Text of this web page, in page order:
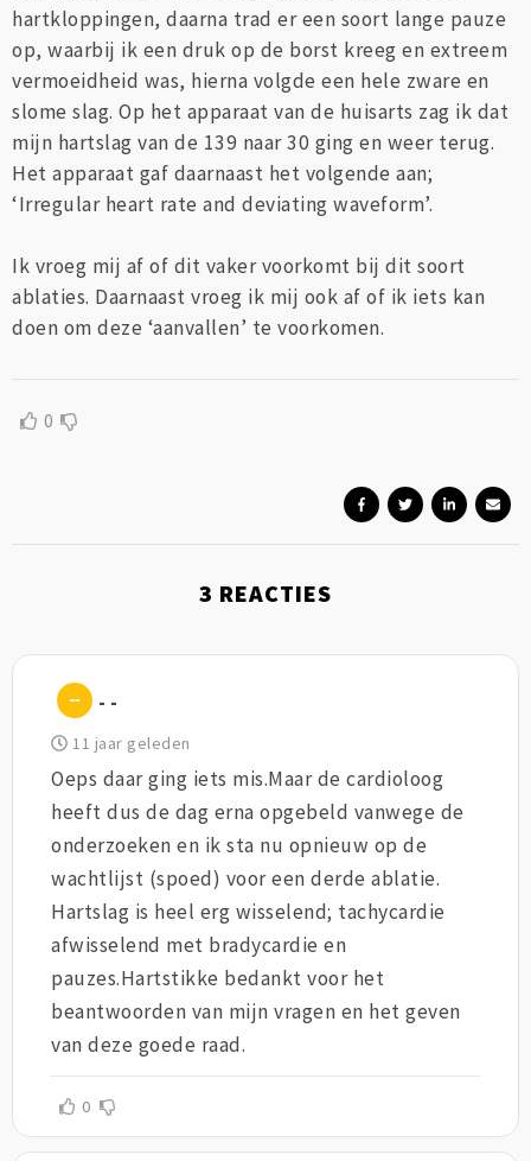
hartkloppingen, daarna trad er een soort lange pauze
op, waarbij ik een druk op de borst kreeg en extreem
vermoeidheid was, hierna volgde een hele zware en
slome slag. Op het apparaat van de huisarts zag ik dat
mijn hartslag van de 139 naar 30 ging en weer terug.
Het apparaat gaf daarnaast het volgende aan;
‘Irregular heart rate and deviating waveform’.
Ik vroeg mij af of dit vaker voorkomt bij dit soort
ablaties. Daarnaast vroeg ik mij ook af of ik iets kan
doen om deze ‘aanvallen’ te voorkomen.
0
3 REACTIES
- -
11 jaar geleden
Oeps daar ging iets mis.Maar de cardioloog
heeft dus de dag erna opgebeld vanwege de
onderzoeken en ik sta nu opnieuw op de
wachtlijst (spoed) voor een derde ablatie.
Hartslag is heel erg wisselend; tachycardie
afwisselend met bradycardie en
pauzes.Hartstikke bedankt voor het
beantwoorden van mijn vragen en het geven
van deze goede raad.
0